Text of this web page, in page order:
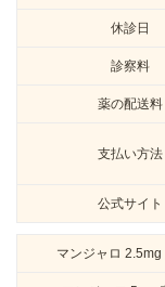
休診日
診察料
薬の配送料
支払い方法
公式サイト
マンジャロ 2.5mg